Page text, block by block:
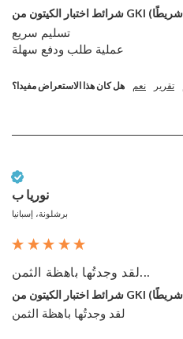
تسليم سريع
هل كان هذا الاستعراض مفيدا؟ نعم تقرير
نوريا ب
برشلونة، إسبانيا
لقد وجدتُها باهظة الثمن